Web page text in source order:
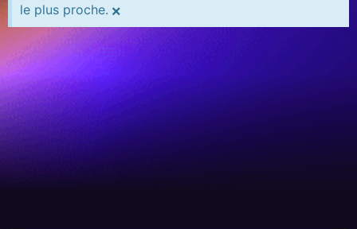
le plus proche. ×